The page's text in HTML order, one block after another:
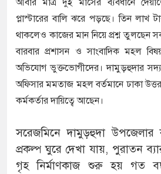
প্লাস্টারের বালি ঝরে পড়ছে। তিন লাখ
থাকলেও কাজের মান নিয়ে প্রশ্ন তুলছেন
বারবার প্রশাসন ও সাংবাদিক মহল
অভিযোগ ভুক্তভোগীদের। দামুড়হুদার সদ্য
অফিসার মমতাজ মহল বর্তমানে ঢাকা
কর্মকর্তার দায়িত্বে আছেন।
সরেজমিনে দামুড়হুদা উপজেলার
প্রকল্প ঘুরে দেখা যায়, পুরাতন
গৃহ নির্মাণকাজ শুরু হয় গত